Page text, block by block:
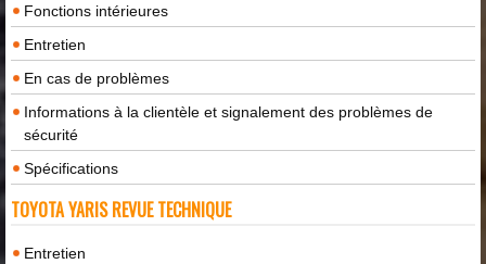
Fonctions intérieures
Entretien
En cas de problèmes
Informations à la clientèle et signalement des problèmes de
sécurité
Spécifications
TOYOTA YARIS REVUE TECHNIQUE
Entretien